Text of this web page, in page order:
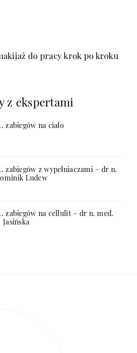
do pracy krok po kroku
z ekspertami
zabiegów na ciało
zabiegów z wypełniaczami – dr n.
Ludew
zabiegów na cellulit – dr n. med.